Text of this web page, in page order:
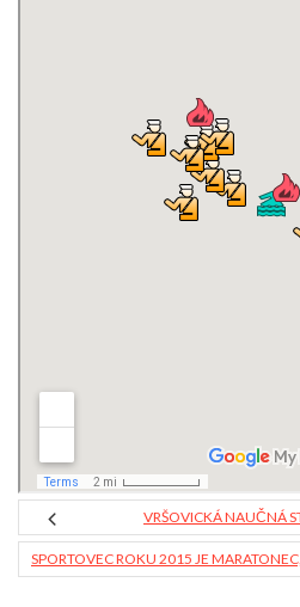
VRŠOVICKÁ NAUČNÁ
SPORTOVEC ROKU 2015 JE